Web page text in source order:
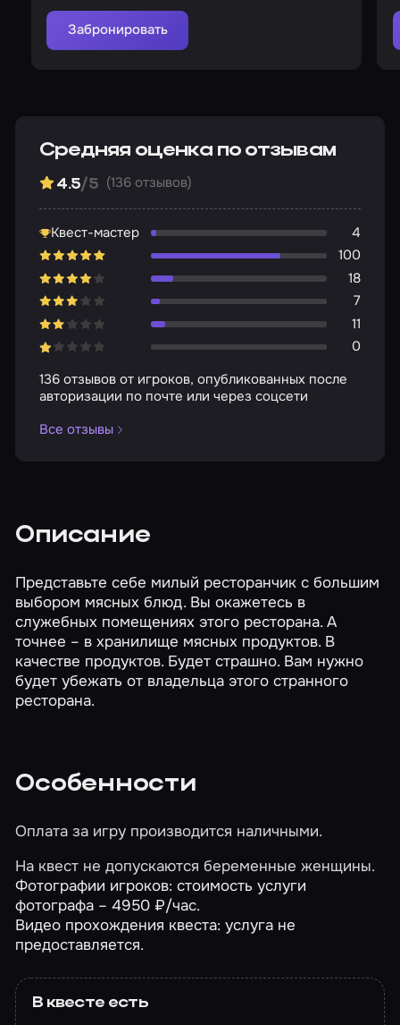
Забронировать
Средняя оценка по отзывам
4.5/5 (136 отзывов)
Квест-мастер
4
100
18
7
11
0
136 отзывов от игроков, опубликованных после
авторизации по почте или через соцсети
Все отзывы
Описание
Представьте себе милый ресторанчик с большим
выбором мясных блюд. Вы окажетесь в
служебных помещениях этого ресторана. А
точнее – в хранилище мясных продуктов. В
качестве продуктов. Будет страшно. Вам нужно
будет убежать от владельца этого странного
ресторана.
Особенности
Оплата за игру производится наличными.
На квест не допускаются беременные женщины.
Фотографии игроков: стоимость услуги
фотографа – 4950 ₽/час.
Видео прохождения квеста: услуга не
предоставляется.
В квесте есть